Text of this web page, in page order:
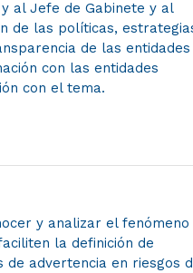
al Jefe de Gabinete y al
de las políticas,
de las entidades
con las entidades
con el tema.
y analizar el fenómeno
la definición de
advertencia en riesgos